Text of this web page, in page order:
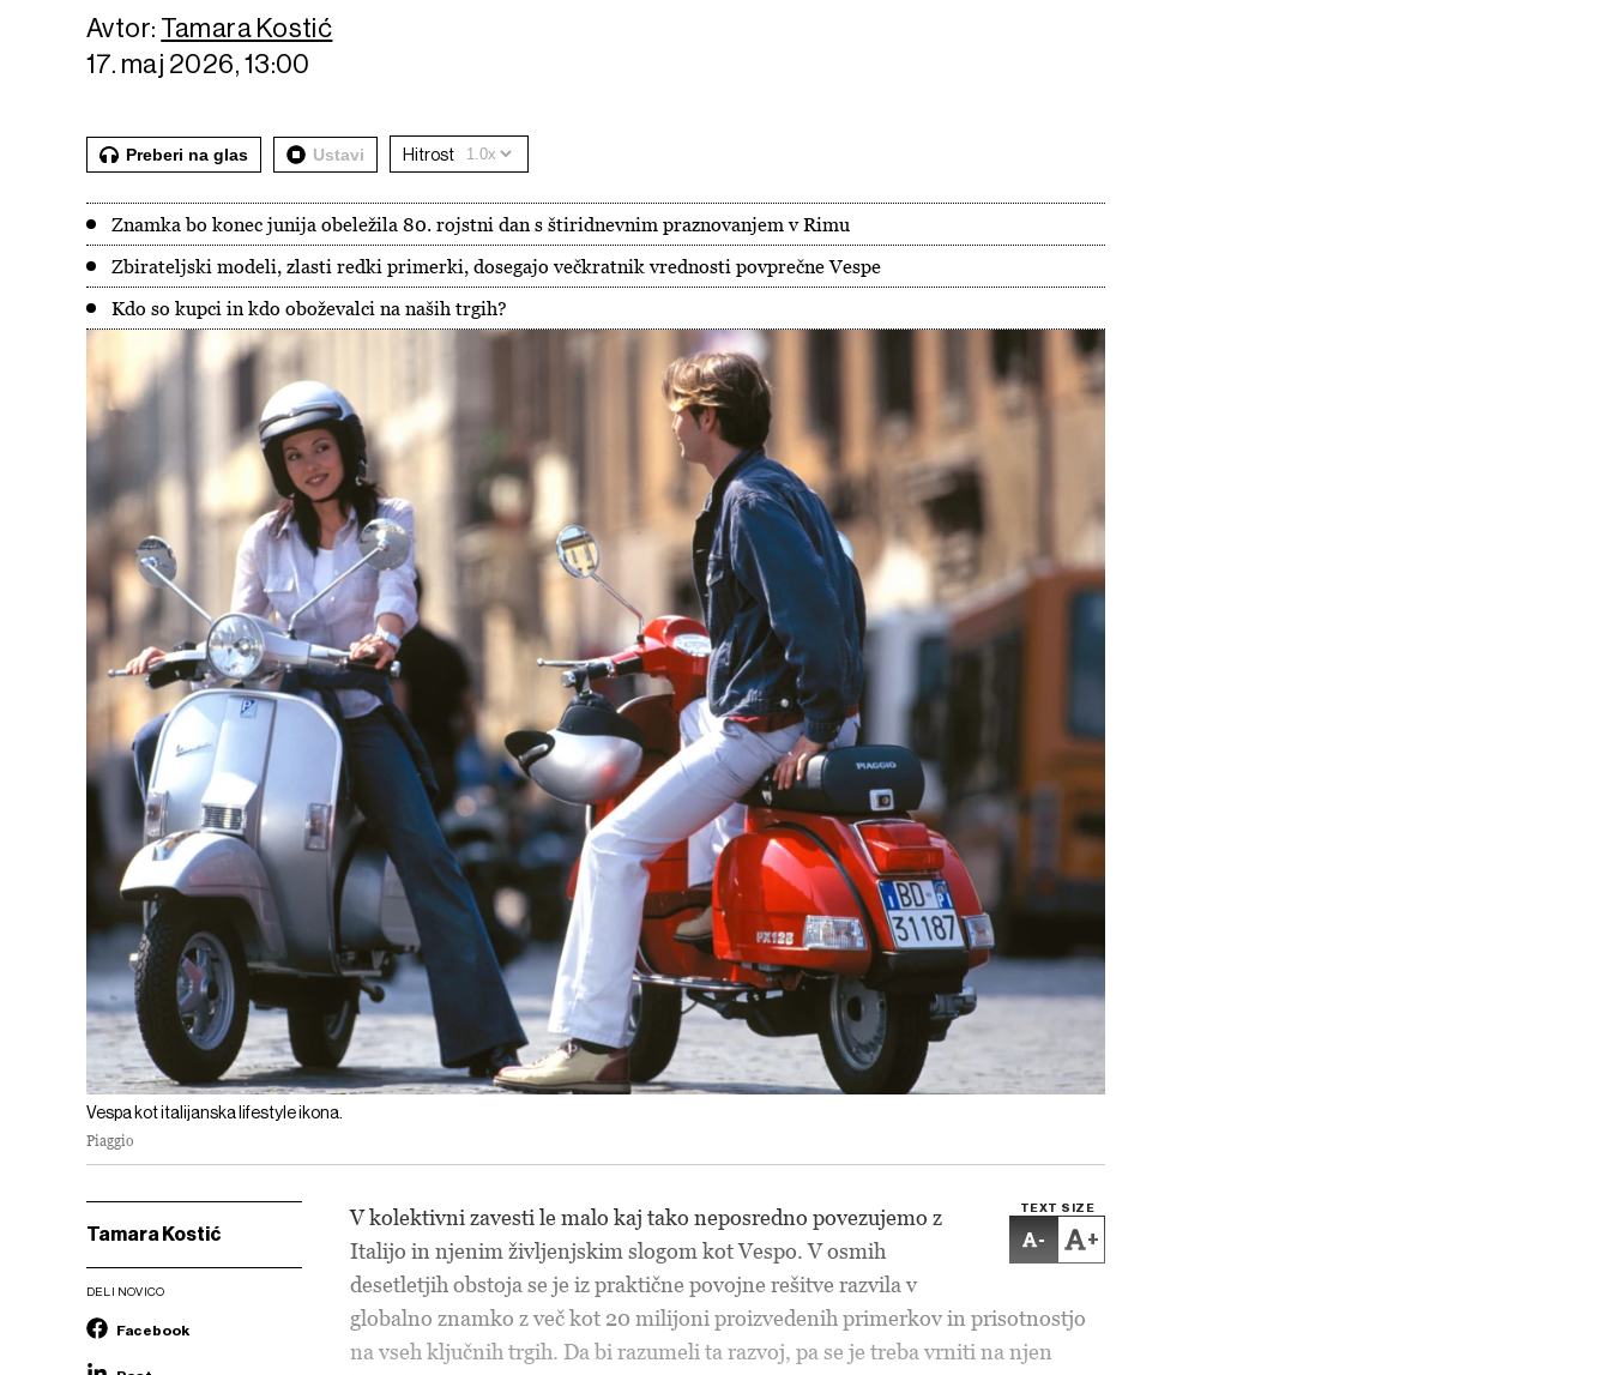
Avtor: Tamara Kostić
17. maj 2026, 13:00
Preberi na glas Ustavi Hitrost
Znamka bo konec junija obeležila 80. rojstni dan s štiridnevnim praznovanjem v Rimu
Zbirateljski modeli, zlasti redki primerki, dosegajo večkratnik vrednosti povprečne Vespe
Kdo so kupci in kdo oboževalci na naših trgih?
Vespa kot italijanska lifestyle ikona.
Piaggio
Tamara Kostić
DELI NOVICO
Facebook
TEXT SIZE
- +
V kolektivni zavesti le malo kaj tako neposredno povezujemo z
Italijo in njenim življenjskim slogom kot Vespo. V osmih
desetletjih obstoja se je iz praktične povojne rešitve razvila v
globalno znamko z več kot 20 milijoni proizvedenih primerkov in prisotnostjo
na vseh ključnih trgih. Da bi razumeli ta razvoj, pa se je treba vrniti na njen